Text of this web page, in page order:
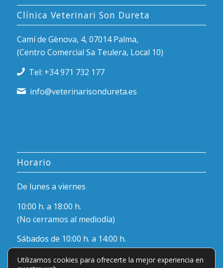
Clínica Veterinari Son Dureta
Camí de Gènova, 4, 07014 Palma,
(Centro Comercial Sa Teulera, Local 10)
Tel: +34 971 732 177
info@veterinarisondureta.es
Horario
De lunes a viernes
10:00 h. a 18:00 h.
(No cerramos al mediodía)
Sábados de 10:00 h. a 14:00 h.
Utilizamos cookies para ofrecerte la mejor experiencia en